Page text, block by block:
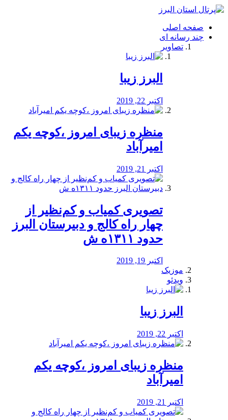
فصد
شرق
تهران
خشکشویی
صفحه اصلی
چند رسانه ای
تصاویر
البرز زیبا
اکتبر 22, 2019
منظره‌‌ زیبای امروز ،کوچه یکم
امیرآباد
اکتبر 21, 2019
️تصویری کمیاب و کم‌نظیر از
چهار راه كالج و دبيرستان البرز
حدود ۱۳۱۱ه ش
اکتبر 19, 2019
موزیک
ویدئو
البرز زیبا
اکتبر 22, 2019
منظره‌‌ زیبای امروز ،کوچه یکم
امیرآباد
اکتبر 21, 2019